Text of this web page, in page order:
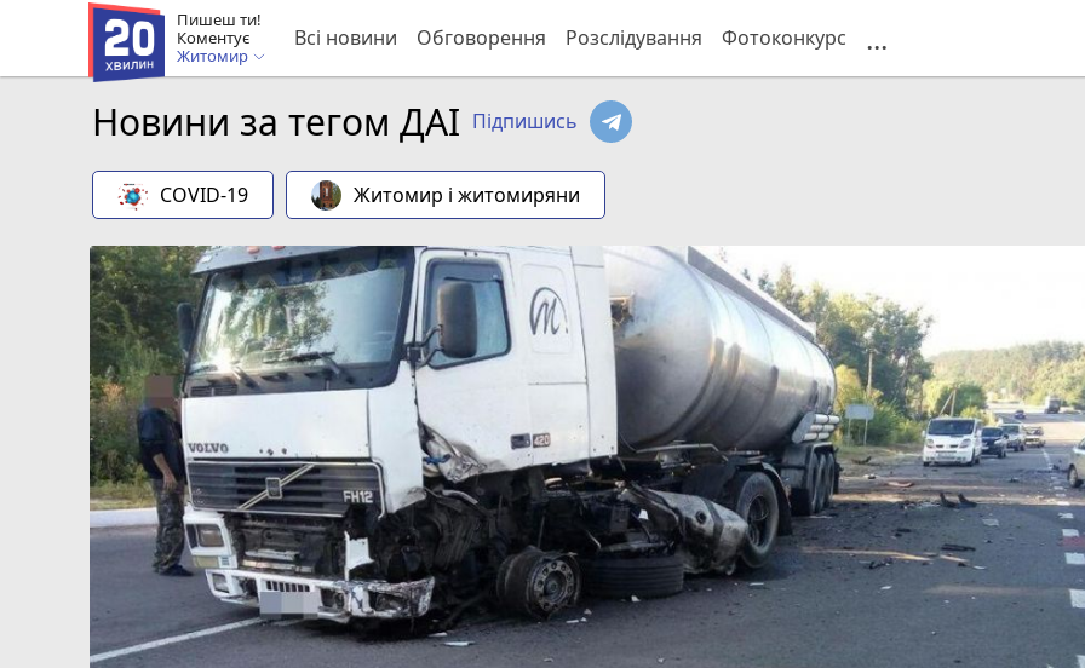
Пишеш ти!
Коментує
Житомир
Всі новини Обговорення Розслідування Фотоконкурс ...
Новини за тегом ДАІ Підпишись
COVID-19 Житомир і житомиряни